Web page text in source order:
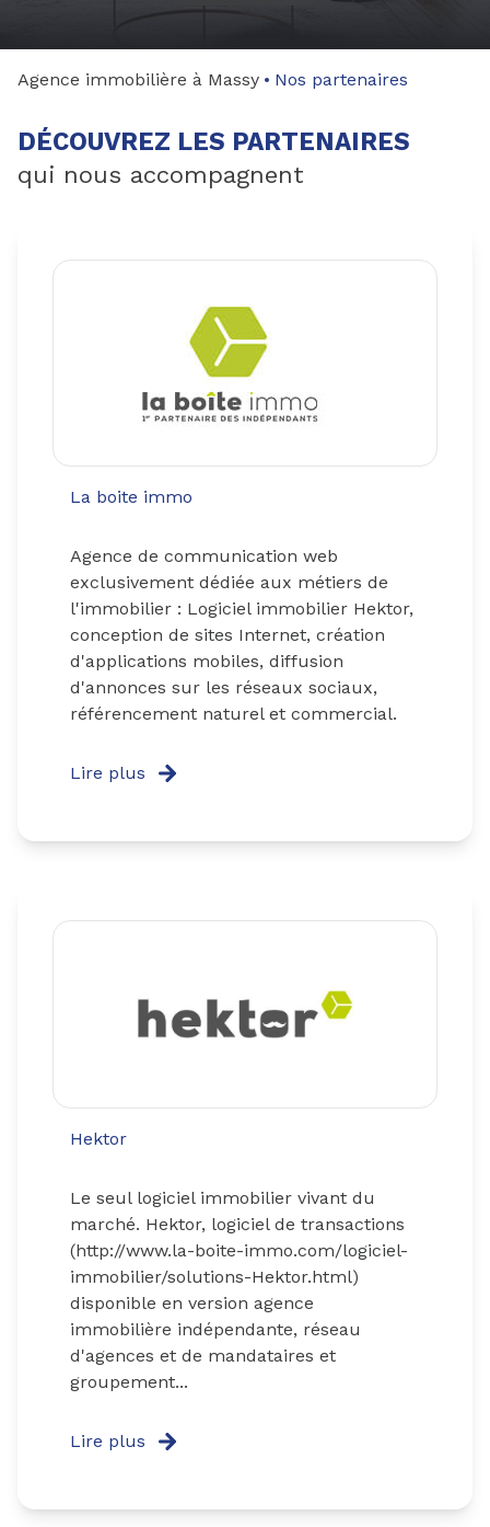
syndic
agences
Agence immobilière à Massy Nos partenaires
DÉCOUVREZ LES PARTENAIRES
qui nous accompagnent
La boite immo
Agence de communication web
exclusivement dédiée aux métiers de
l'immobilier : Logiciel immobilier Hektor,
conception de sites Internet, création
d'applications mobiles, diffusion
d'annonces sur les réseaux sociaux,
référencement naturel et commercial.
Lire plus
Hektor
Le seul logiciel immobilier vivant du
marché. Hektor, logiciel de transactions
(http://www.la-boite-immo.com/logiciel-
immobilier/solutions-Hektor.html)
disponible en version agence
immobilière indépendante, réseau
d'agences et de mandataires et
groupement...
Lire plus